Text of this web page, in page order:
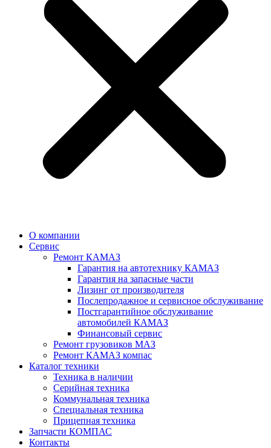
О компании
Сервис
Ремонт КАМАЗ
Гарантия на автотехнику КАМАЗ
Гарантия на запасные части
Лизинг от производителя
Послепродажное и сервисное обслуживание
Постгарантийное обслуживание
автомобилей КАМАЗ
Финансовый сервис
Ремонт грузовиков МАЗ
Ремонт КАМАЗ компас
Каталог техники
Техника в наличии
Серийная техника
Коммунальная техника
Специальная техника
Прицепная техника
Запчасти КОМПАС
Контакты